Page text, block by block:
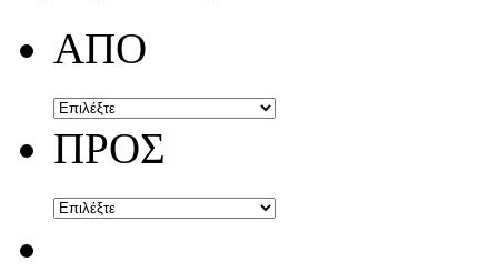
ΑΠΟ
ΠΡΟΣ